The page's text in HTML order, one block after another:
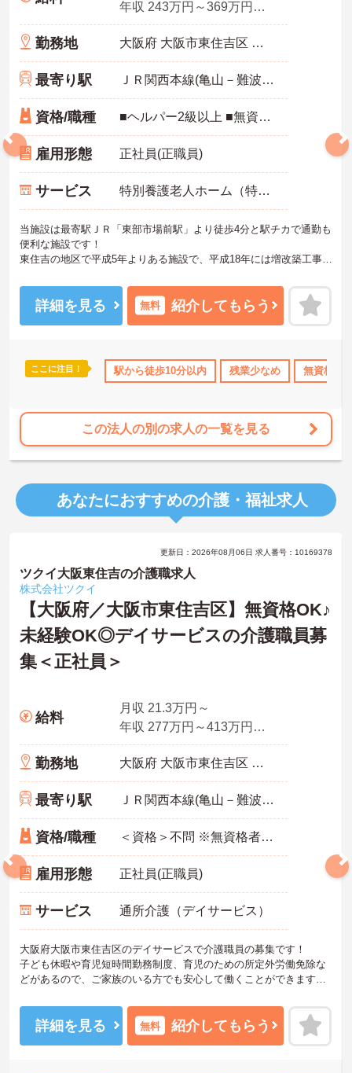
110日以上 産休･育休･介護休暇取得実績あり 社会保険完備
年収 243万円～369万円程度（諸手当込）
勤務地 大阪府 大阪市東住吉区 杭全1丁目4-20
最寄り駅 ＪＲ関西本線(亀山－難波)「東部市場前駅」徒歩4分
資格/職種 ■ヘルパー2級以上 ■無資格の方もご相談下さい！
雇用形態 正社員(正職員)
サービス 特別養護老人ホーム（特養）
当施設は最寄駅ＪＲ「東部市場前駅」より徒歩4分と駅チカで通勤も
便利な施設です！
東住吉の地区で平成5年よりある施設で、平成18年には増改築工事も
も安心です。
職員同士仲の良いアットホームな雰囲気の施設で、経験よりも人柄
を重視致します。元気で明るく、前向きに仕事に取り組める方を募
下さい！！
詳細を見る 無料 紹介してもらう
ここに注目！ 駅から徒歩10分以内 残業少なめ 無資格OK
この法人の別の求人の一覧を見る
あなたにおすすめの介護・福祉求人
更新日：2026年08月06日 求人番号：10169378
ツクイ大阪東住吉の介護職求人
株式会社ツクイ
【大阪府／大阪市東住吉区】無資格OK♪
未経験OK◎デイサービスの介護職員募
集＜正社員＞
給料
月収 21.3万円～
年収 277万円～413万円程度
勤務地 大阪府 大阪市東住吉区 杭全5-5-22
最寄り駅 ＪＲ関西本線(亀山－難波)「東部市場前駅」徒歩7分
資格/職種 ＜資格＞不問 ※無資格者:入社半年以内に会社負担で認知症介護基礎研修受講 ＜経験＞不問 送迎業務できる方歓迎
雇用形態 正社員(正職員)
サービス 通所介護（デイサービス）
大阪府大阪市東住吉区のデイサービスで介護職員の募集です！
子ども休暇や育児短時間勤務制度、育児のための所定外労働免除な
どがあるので、ご家族のいる方でも安心して働くことができます◎
る職場です♪
ご興味のある方は、面接ポイントをお伝えしますので、お気軽にご
詳細を見る 無料 紹介してもらう